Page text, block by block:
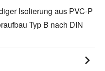
Isolierung aus PVC-P
Typ B nach DIN